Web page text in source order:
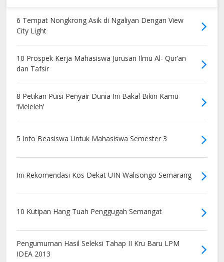
6 Tempat Nongkrong Asik di Ngaliyan Dengan View
City Light
10 Prospek Kerja Mahasiswa Jurusan Ilmu Al- Qur’an
dan Tafsir
8 Petikan Puisi Penyair Dunia Ini Bakal Bikin Kamu
‘Meleleh’
5 Info Beasiswa Untuk Mahasiswa Semester 3
Ini Rekomendasi Kos Dekat UIN Walisongo Semarang
10 Kutipan Hang Tuah Penggugah Semangat
Pengumuman Hasil Seleksi Tahap II Kru Baru LPM
IDEA 2013